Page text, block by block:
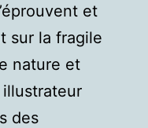
et
sur la fragile
nature et
des